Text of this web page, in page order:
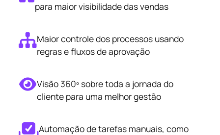
para maior visibilidade das vendas
Maior controle dos processos usando
regras e fluxos de aprovação
Visão 360º sobre toda a jornada do
cliente para uma melhor gestão
Automação de tarefas manuais, como